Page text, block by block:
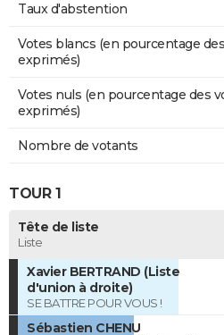
Taux d'abstention
Votes blancs (en pourcentage
exprimés)
Votes nuls (en pourcentage des
exprimés)
Nombre de votants
TOUR 1
Tête de liste
Liste
Xavier BERTRAND (Liste
d'union à droite)
SE BATTRE POUR VOUS !
Sébastien CHENU